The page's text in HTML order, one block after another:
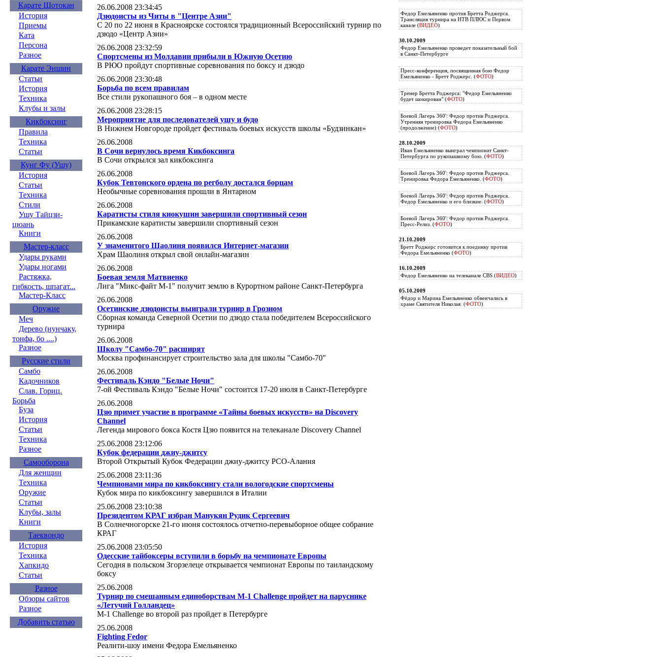
Карате Шотокан
История
Приемы
Ката
Персона
Разное
Карате Эншин
Статьи
История
Техника
Клубы и залы
Кикбоксинг
Правила
Техника
Статьи
Кунг Фу (Ушу)
История
Статьи
Техника
Стили
Ушу Тайцзи-
цюань
Книги
Мастер-класс
Удары руками
Удары ногами
Растяжка,
гибкость, шпагат...
Мастер-Класс
Оружие
Меч
Дерево (нунчаку,
тонфа, бо ....)
Разное
Русские стили
Самбо
Кадочников
Слав. Гориц.
Борьба
Буза
История
Статьи
Техника
Разное
Самооборона
Для женщин
Техника
Оружие
Статьи
Клубы, залы
Книги
Таеквондо
История
Техника
Хапкидо
Статьи
Разное
Обзоры сайтов
Разное
Добавить статью
26.06.2008 23:34:45
Дзюдоисты из Читы в "Центре Азии"
С 20 по 22 июня в Красноярске состоялся традиционный Всероссийский турнир по
дзюдо «Центр Азии»
26.06.2008 23:32:59
Спортсмены из Молдавии прибыли в Южную Осетию
В РЮО пройдут спортивные соревнования по боксу и дзюдо
26.06.2008 23:30:48
Борьба по всем правилам
Все стили рукопашного боя – в одном месте
26.06.2008 23:28:15
Мероприятие для последователей ушу и будо
В Нижнем Новгороде пройдет фестиваль боевых искусств школы «Будзинкан»
26.06.2008
В Сочи вернулось время Кикбоксинга
В Сочи открылся зал кикбоксинга
26.06.2008
Кубок Тевтонского ордена по регболу достался борцам
Необычные соревнования прошли в Янтарном
26.06.2008
Каратисты стиля киокушин завершили спортивный сезон
Прикамские каратисты завершили спортивный сезон
26.06.2008
У знаменитого Шаолиня появился Интернет-магазин
Храм Шаолиня открыл свой онлайн-магазин
26.06.2008
Боевая земля Матвиенко
Лига "Микс-файт М-1" получит землю в Курортном районе Санкт-Петербурга
26.06.2008
Осетинские дзюдоисты выиграли турнир в Грозном
Сборная команда Северной Осетии по дзюдо стала победителем Всероссийского
турнира
26.06.2008
Школу "Самбо-70" расширят
Москва профинансирует строительство зала для школы "Самбо-70"
26.06.2008
Фестиваль Кэндо "Белые Ночи"
7-ой Фестиваль Кэндо "Белые Ночи" состоится 17-20 июля в Санкт-Петербурге
26.06.2008
Цзю примет участие в программе «Тайны боевых искусств» на Discovery
Channel
Легенда мирового бокса Костя Цзю появится на телеканале Discovery Channel
25.06.2008 23:12:06
Кубок федерации джиу-джитсу
Второй Открытый Кубок Федерации джиу-джитсу РСО-Алания
25.06.2008 23:11:36
Чемпионами мира по кикбоксингу стали вологодские спортсмены
Кубок мира по кикбоксингу завершился в Италии
25.06.2008 23:10:38
Президентом КРАГ избран Манукян Рудик Сергеевич
В Солнечногорске 21-го июня состоялось отчетно-перевыборное общее собрание
КРАГ
25.06.2008 23:05:50
Одесские тайбоксеры вступили в борьбу на чемпионате Европы
Сегодня в польском Згорзелеце открывается чемпионат Европы по таиландскому
боксу
25.06.2008
Турнир по смешанным единоборствам М-1 Challenge пройдет на паруснике
«Летучий Голландец»
М-1 Challenge во второй раз пройдет в Петербурге
25.06.2008
Fighting Fedor
Реалити-шоу имени Федора Емельяненко
Федор Емельяненко против Бретта Роджерса.
Трансляция турнира на НТВ ПЛЮС и Первом
канале (ВИДЕО)
30.10.2009
Федор Емельяненко проведет показательный бой
в Санкт-Петербурге
Пресс-конференция, посвященная бою Федор
Емельяненко - Бретт Роджерс. (ФОТО)
Тренер Бретта Роджерса: "Федор Емельяненко
будет шокирован" (ФОТО)
Боевой Лагерь 360': Федор против Роджерса.
Утренняя тренировка Федора Емельяненко
(продолжение) (ФОТО)
28.10.2009
Иван Емельяненко выиграл чемпионат Санкт-
Петербурга по рукопашному бою. (ФОТО)
Боевой Лагерь 360': Федор против Роджерса.
Тренировка Федора Емельяненко. (ФОТО)
Боевой Лагерь 360': Федор против Роджерса.
Федор Емельяненко и его близкие. (ФОТО)
Боевой Лагерь 360': Федор против Роджерса.
Пресс-Релиз. (ФОТО)
21.10.2009
Бретт Роджерс готовится к поединку против
Федора Емельяненко (ФОТО)
16.10.2009
Федор Емельяненко на телеканале CBS (ВИДЕО)
05.10.2009
Фёдор и Марина Емельяненко обвенчались в
храме Святителя Николая. (ФОТО)